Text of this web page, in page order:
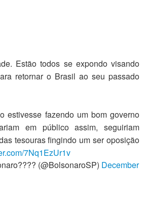
Estão todos se expondo visando
retornar o Brasil ao seu passado
estivesse fazendo um bom governo
em público assim, seguiriam
tesouras fingindo um ser oposição
7Nq1EzUr1v
(@BolsonaroSP) December